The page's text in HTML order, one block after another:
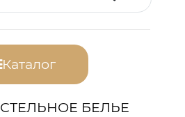
Каталог
БЕЛЬЕ